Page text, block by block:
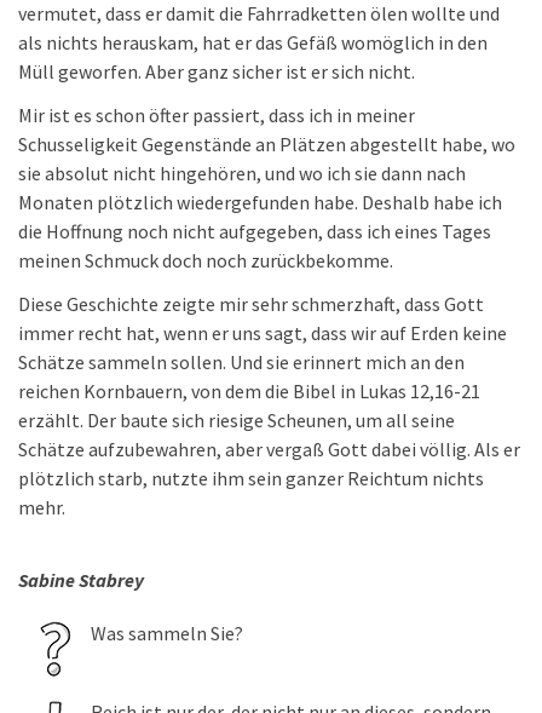
vermutet, dass er damit die Fahrradketten ölen wollte und
als nichts herauskam, hat er das Gefäß womöglich in den
Müll geworfen. Aber ganz sicher ist er sich nicht.
Mir ist es schon öfter passiert, dass ich in meiner
Schusseligkeit Gegenstände an Plätzen abgestellt habe, wo
sie absolut nicht hingehören, und wo ich sie dann nach
Monaten plötzlich wiedergefunden habe. Deshalb habe ich
die Hoffnung noch nicht aufgegeben, dass ich eines Tages
meinen Schmuck doch noch zurückbekomme.
Diese Geschichte zeigte mir sehr schmerzhaft, dass Gott
immer recht hat, wenn er uns sagt, dass wir auf Erden keine
Schätze sammeln sollen. Und sie erinnert mich an den
reichen Kornbauern, von dem die Bibel in Lukas 12,16-21
erzählt. Der baute sich riesige Scheunen, um all seine
Schätze aufzubewahren, aber vergaß Gott dabei völlig. Als er
plötzlich starb, nutzte ihm sein ganzer Reichtum nichts
mehr.
Sabine Stabrey
Was sammeln Sie?